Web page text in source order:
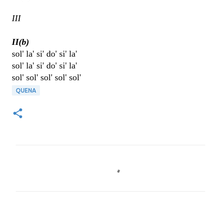
III
II(b)
sol' la' si' do' si' la'
sol' la' si' do' si' la'
sol' sol' sol' sol' sol'
QUENA